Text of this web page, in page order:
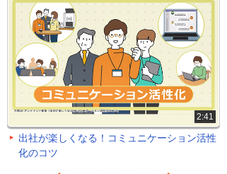
2:41
出社が楽しくなる！コミュニケーション活性
化のコツ
Prev Next